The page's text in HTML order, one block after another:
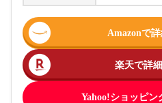
Amazonで
楽天で詳
Yahoo!ショッピン